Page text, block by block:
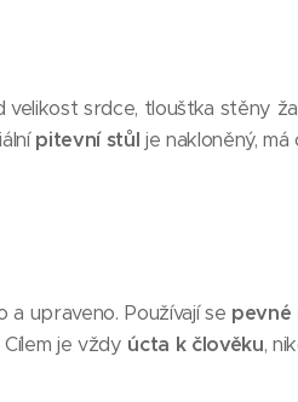
velikost srdce, tloušťka stěny
pitevní stůl je nakloněný,
upraveno. Používají se pevné
je vždy úcta k člověku,